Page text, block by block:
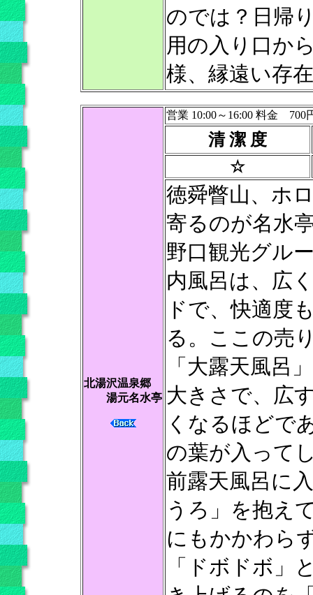
のでは？日帰
用の入り口か
様、縁遠い存
北湯沢温泉郷
湯元名水亭
営業 10:00～16:00 料金 700
清 潔 度
☆
徳舜瞥山、ホ
寄るのが名水
野口観光グル
内風呂は、広
ドで、快適度
る。ここの売
「大露天風呂
大きさで、広
くなるほどで
の葉が入って
前露天風呂に
うろ」を抱え
にもかかわら
「ドボドボ」